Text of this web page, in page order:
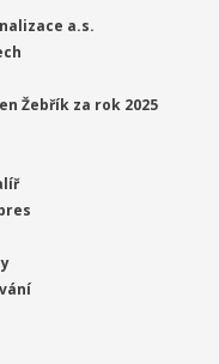
a.s.
Žebřík za rok 2025